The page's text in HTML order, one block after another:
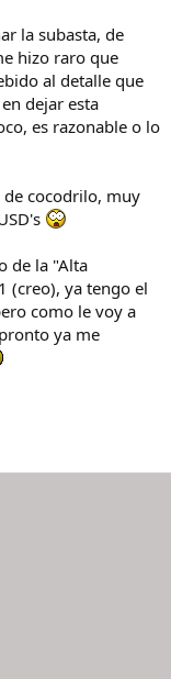
la subasta, de
hizo raro que
al detalle que
dejar esta
es razonable o lo
de cocodrilo, muy
de la "Alta
(creo), ya tengo el
como le voy a
ya me